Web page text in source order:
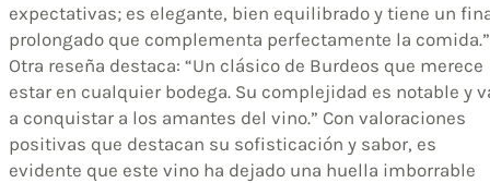
expectativas; es elegante, bien equilibrado y tiene un
prolongado que complementa perfectamente la comida.”
Otra reseña destaca: “Un clásico de Burdeos que merece
estar en cualquier bodega. Su complejidad es notable y
a conquistar a los amantes del vino.” Con valoraciones
positivas que destacan su sofisticación y sabor, es
evidente que este vino ha dejado una huella imborrable